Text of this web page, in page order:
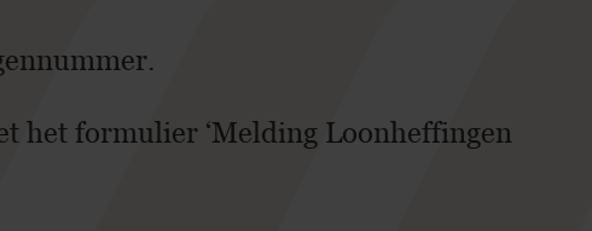
het formulier ‘Melding Loonheffingen